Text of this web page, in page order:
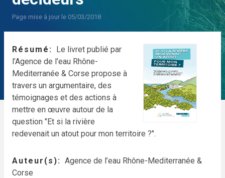
Page mise à jour le 05/03/2018
Résumé
Le livret publié par
l’Agence de l’eau Rhône-
Mediterranée & Corse propose à
travers un argumentaire, des
témoignages et des actions à
mettre en œuvre autour de la
question "Et si la rivière
redevenait un atout pour mon territoire ?".
Auteur(s)
Agence de l’eau Rhône-Mediterranée &
Corse